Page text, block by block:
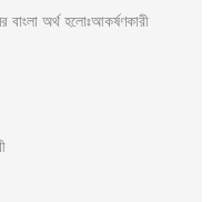
বাংলা অর্থ হলোঃআকর্ষণকারী